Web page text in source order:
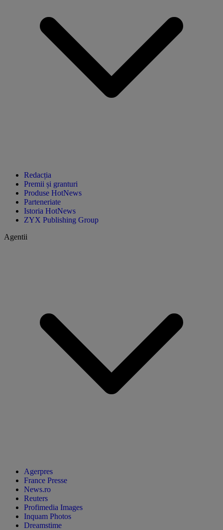
Redacția
Premii și granturi
Produse HotNews
Parteneriate
Istoria HotNews
ZYX Publishing Group
Agentii
Agerpres
France Presse
News.ro
Reuters
Profimedia Images
Inquam Photos
Dreamstime